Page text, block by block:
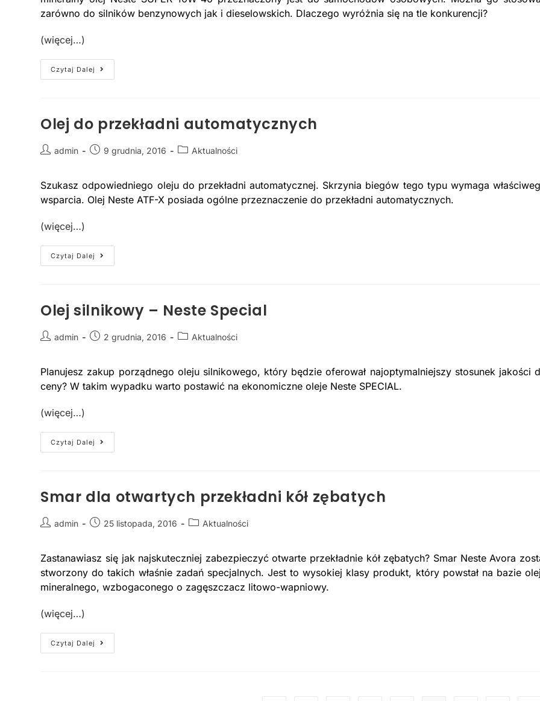
zarówno do silników benzynowych jak i dieselowskich. Dlaczego wyróżnia się na tle konkurencji?
(więcej…)
Czytaj Dalej
Olej do przekładni automatycznych
admin 9 grudnia, 2016 Aktualności
Szukasz odpowiedniego oleju do przekładni automatycznej. Skrzynia biegów tego typu wymaga
wsparcia. Olej Neste ATF-X posiada ogólne przeznaczenie do przekładni automatycznych.
(więcej…)
Czytaj Dalej
Olej silnikowy – Neste Special
admin 2 grudnia, 2016 Aktualności
Planujesz zakup porządnego oleju silnikowego, który będzie oferował najoptymalniejszy stosunek jakości
ceny? W takim wypadku warto postawić na ekonomiczne oleje Neste SPECIAL.
(więcej…)
Czytaj Dalej
Smar dla otwartych przekładni kół zębatych
admin 25 listopada, 2016 Aktualności
Zastanawiasz się jak najskuteczniej zabezpieczyć otwarte przekładnie kół zębatych? Smar Neste Avora
stworzony do takich właśnie zadań specjalnych. Jest to wysokiej klasy produkt, który powstał na bazie
mineralnego, wzbogaconego o zagęszczacz litowo-wapniowy.
(więcej…)
Czytaj Dalej